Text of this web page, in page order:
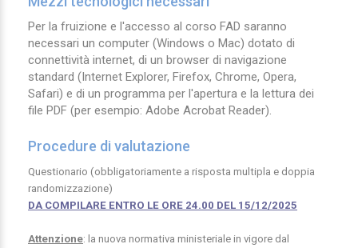
Per la fruizione e l'accesso al corso FAD saranno
necessari un computer (Windows o Mac) dotato di
connettività internet, di un browser di navigazione
standard (Internet Explorer, Firefox, Chrome, Opera,
Safari) e di un programma per l'apertura e la lettura dei
file PDF (per esempio: Adobe Acrobat Reader).
Procedure di valutazione
Questionario (obbligatoriamente a risposta multipla e doppia
randomizzazione)
DA COMPILARE ENTRO LE ORE 24.00 DEL 15/12/2025
Attenzione: la nuova normativa ministeriale in vigore dal